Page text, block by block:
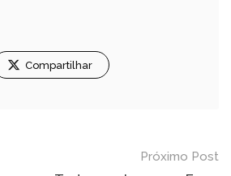
Compartilhar
Próximo Post